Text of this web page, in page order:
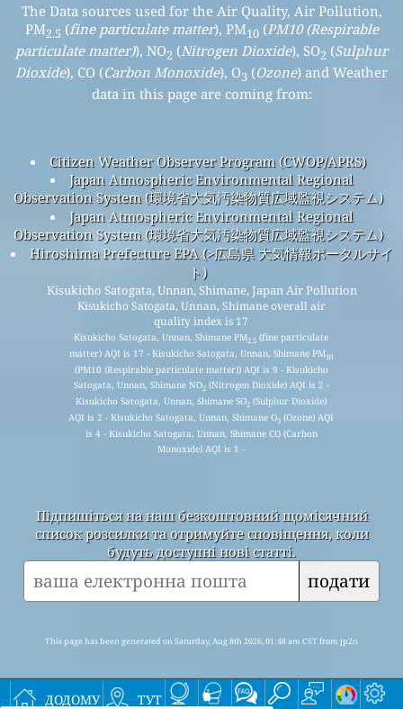
додому тут
The Data sources used for the Air Quality, Air Pollution,
PM2.5 (fine particulate matter), PM10(PM10 (Respirable
particulate matter)), NO2 (Nitrogen Dioxide), SO2 (Sulphur
Dioxide), CO (Carbon Monoxide), O3 (Ozone) and Weather
data in this page are coming from:
Citizen Weather Observer Program (CWOP/APRS)
Japan Atmospheric Environmental Regional
Observation System (環境省大気汚染物質広域監視システム)
Japan Atmospheric Environmental Regional
Observation System (環境省大気汚染物質広域監視システム)
Hiroshima Prefecture EPA (>広島県 大気情報ポータルサイ
ト)
Kisukicho Satogata, Unnan, Shimane, Japan Air Pollution
Kisukicho Satogata, Unnan, Shimane overall air
quality index is 17
Kisukicho Satogata, Unnan, Shimane PM2.5 (fine particulate
matter) AQI is 17 - Kisukicho Satogata, Unnan, Shimane PM10
(PM10 (Respirable particulate matter)) AQI is 9 - Kisukicho
Satogata, Unnan, Shimane NO2(Nitrogen Dioxide) AQI is 2 -
Kisukicho Satogata, Unnan, Shimane SO2 (Sulphur Dioxide)
AQI is 2 - Kisukicho Satogata, Unnan, Shimane O3 (Ozone) AQI
is 4 - Kisukicho Satogata, Unnan, Shimane CO (Carbon
Monoxide) AQI is 1 -
Підпишіться на наш безкоштовний щомісячний
список розсилки та отримуйте сповіщення, коли
будуть доступні нові статті.
подати
This page has been generated on Saturday, Aug 8th 2026, 01:48 am CST from jp2n